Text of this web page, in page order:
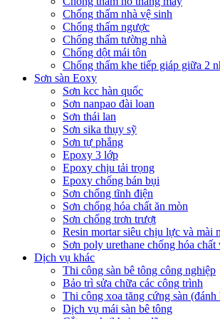
Chống thấm nhà vệ sinh
Chống thấm ngược
Chống thấm tường nhà
Chống dột mái tôn
Chống thấm khe tiếp giáp giữa 2
Sơn sàn Eoxy
Sơn kcc hàn quốc
Sơn nanpao đài loan
Sơn thái lan
Sơn sika thụy sỹ
Sơn tự phẳng
Epoxy 3 lớp
Epoxy chịu tải trọng
Epoxy chống bán bụi
Sơn chống tĩnh điện
Sơn chống hóa chất ăn mòn
Sơn chống trơn trượt
Resin mortar siêu chịu lực và mài
Sơn poly urethane chống hóa
Dịch vụ khác
Thi công sàn bê tông công nghiệp
Bảo trì sửa chữa các công trình
Thi công xoa tăng cứng sàn (đánh
Dịch vụ mái sàn bê tông